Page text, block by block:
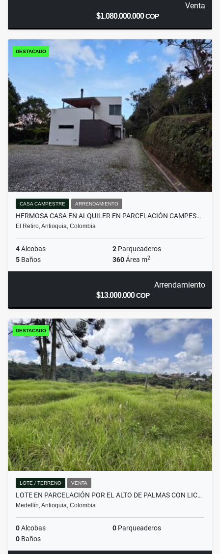
Venta
$1.080.000.000COP
DESTACADO
CASA CAMPESTRE ARRENDAMIENTO
HERMOSA CASA EN ALQUILER EN PARCELACIÓN CAMPES…
El Retiro, Antioquia, Colombia
4Alcobas 2 Parqueaderos
5 Baños 360Área m2
Arrendamiento
$13.000.000COP
DESTACADO
LOTE / TERRENO VENTA
LOTE EN PARCELACIÓN POR EL ALTO DE PALMAS CON LIC…
Medellín, Antioquia, Colombia
0Alcobas 0 Parqueaderos
0 Baños